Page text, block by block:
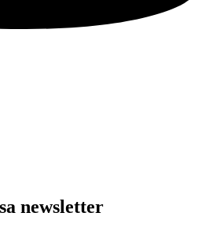
newsletter